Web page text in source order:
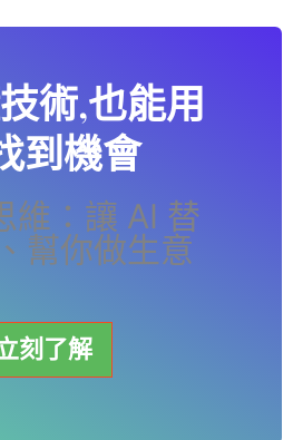
術,也能用
到機會
維：讓 AI 替
幫你做生意
刻了解